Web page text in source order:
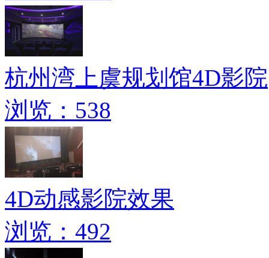
杭州湾上虞规划馆4D影院
浏览：538
4D动感影院效果
浏览：492